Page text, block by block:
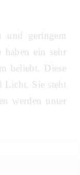
und geringem
haben ein sehr
beliebt. Diese
Licht. Sie steht
werden unter